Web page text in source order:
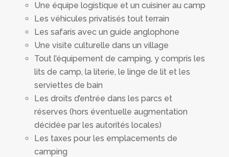
Une équipe logistique et un cuisiner au camp
Les véhicules privatisés tout terrain
Les safaris avec un guide anglophone
Une visite culturelle dans un village
Tout l’équipement de camping, y compris les
lits de camp, la literie, le linge de lit et les
serviettes de bain
Les droits d’entrée dans les parcs et
réserves (hors éventuelle augmentation
décidée par les autorités locales)
Les taxes pour les emplacements de
camping